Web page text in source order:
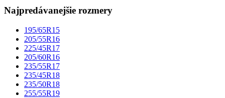
Najpredávanejšie rozmery
195/65R15
205/55R16
225/45R17
205/60R16
235/55R17
235/45R18
235/50R18
255/55R19